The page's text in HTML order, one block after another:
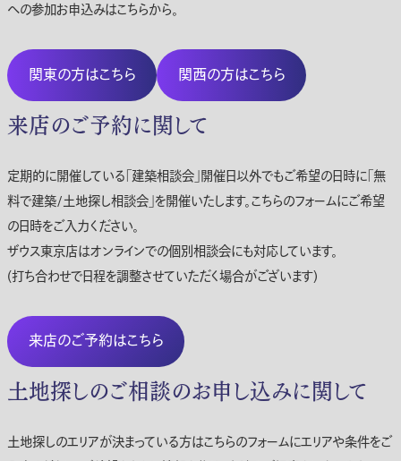
への参加お申込みはこちらから。
関東の方はこちら 関西の方はこちら
来店のご予約に関して
定期的に開催している「建築相談会」開催日以外でもご希望の日時に「無
料で建築/土地探し相談会」を開催いたします。こちらのフォームにご希望
の日時をご入力ください。
ザウス東京店はオンラインでの個別相談会にも対応しています。
(打ち合わせで日程を調整させていただく場合がございます)
来店のご予約はこちら
土地探しのご相談のお申し込みに関して
土地探しのエリアが決まっている方はこちらのフォームにエリアや条件をご